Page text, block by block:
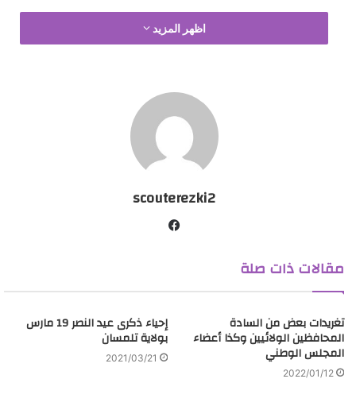
عبر عن ردة فعلك
اظهر المزيد
scouterezki2
ك
مقالات ذات صلة
تغريدات بعض من السادة
المحافظين الولائيين وكذا أعضاء
المجلس الوطني
2022/01/12
إحياء ذكرى عيد النصر 19 مارس
بولاية تلمسان
2021/03/21